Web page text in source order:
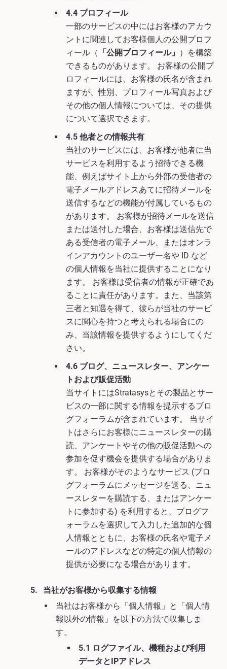
4.4 プロフィール
一部のサービスの中にはお客様のアカウ
ントに関連してお客様個人の公開プロフ
ィール（ 「公開プロフィール」 ）を構築
できるものがあります。 お客様の公開プ
ロフィールには、お客様の氏名が含まれ
ますが、性別、プロフィール写真および
その他の個人情報については、その提供
について選択できます。
4.5 他者との情報共有
当社のサービスには、お客様が他者に当
サービスを利用するよう招待できる機
能、例えばサイト上から外部の受信者の
電子メールアドレスあてに招待メールを
送信するなどの機能が付属しているもの
があります。 お客様が招待メールを送信
または送付した場合、お客様は送信先で
ある受信者の電子メール、またはオンラ
インアカウントのユーザー名や ID など
の個人情報を当社に提供することになり
ます。 お客様は受信者の情報が正確であ
ることに責任があります。また、当該第
三者と知遇を得て、彼らが当社のサービ
スに関心を持つと考えられる場合にの
み、当該情報を提供するようにしてくだ
さい。
4.6 ブログ、ニュースレター、アンケー
トおよび販促活動
当サイトにはStratasysとその製品とサー
ビスの一部に関する情報を提示するブロ
グフォーラムが含まれています。 当サイ
トはさらにお客様にニュースレターの購
読、アンケートやその他の販促活動への
参加を促す機会を提供する場合がありま
す。 お客様がそのようなサービス (ブロ
グフォーラムにメッセージを送る、ニュ
ースレターを購読する、またはアンケー
トに参加する) を利用すると、ブログフ
ォーラムを選択して入力した追加的な個
人情報とともに、お客様の氏名や電子メ
ールのアドレスなどの特定の個人情報の
提供が必要になる場合があります。
当社がお客様から収集する情報
当社はお客様から「個人情報」と「個人情
報以外の情報」を以下の方法で収集しま
す。
5.1 ログファイル、機種および利用
データとIPアドレス